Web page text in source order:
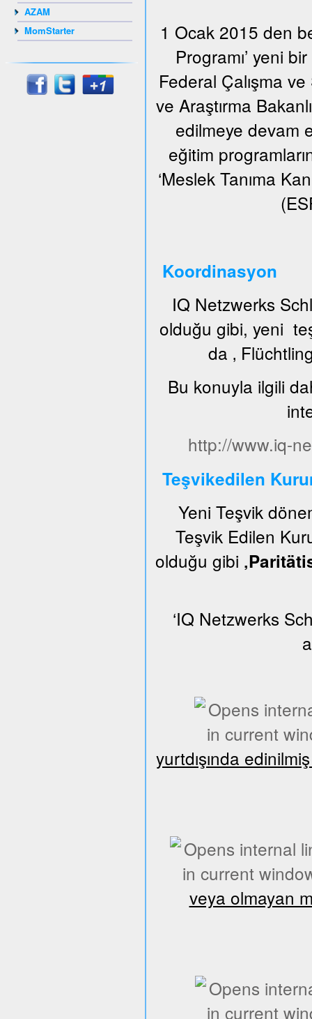
AZAM
MomStarter
1 Ocak 2015 den
Programı’ yeni
Federal Çalışma
ve Araştırma
edilmeye devam
eğitim
‘Meslek Tanıma
Koordinasyon
IQ Netzwerks
olduğu gibi, yeni
da ‚
Bu konuyla ilgili
http://www.iq-
Teşvikedilen
Yeni Teşvik
Teşvik Edilen
olduğu gibi
‘IQ Netzwerks
yurtdışında
veya olmayan